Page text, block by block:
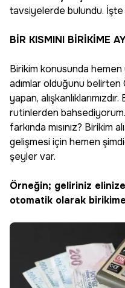
tavsiyelerde bulundu.
BİR KISMINI BİRİKİME
Birikim konusunda hemen
adımlar olduğunu
yapan,
rutinlerden bahsediyorum.
farkında mısınız? Birikim
gelişmesi için hemen
şeyler var.
Örneğin; geliriniz
otomatik olarak